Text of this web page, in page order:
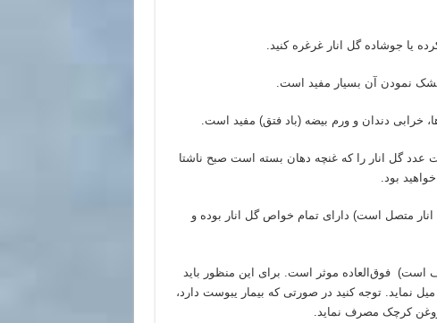
یا جوشاده گل انار غرغره کنید.
نمودن آن بسیار مفید است.
خرابی دندان و ورم بیضه (باد فتق) مفید است.
گل انار را که غنچه دهان بسته است صبح ناشتا
بود.
متصل است) دارای تمام خواص گل انار بوده و
است) فوق العاده موثر است. برای این منظور باید
نماید. توجه کنید در صورتی که بیمار یبوست دارد،
کرچک مصرف نماید.